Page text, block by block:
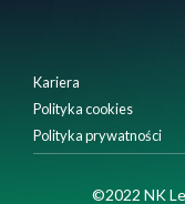
Kariera
Polityka cookies
Polityka prywatności
©2022 NK
doświadczenia na